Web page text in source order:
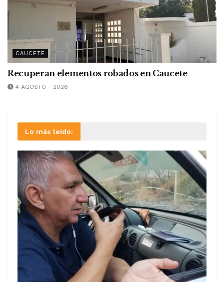
CAUCETE
Recuperan elementos robados en Caucete
4 AGOSTO - 2026
Lo más leído: